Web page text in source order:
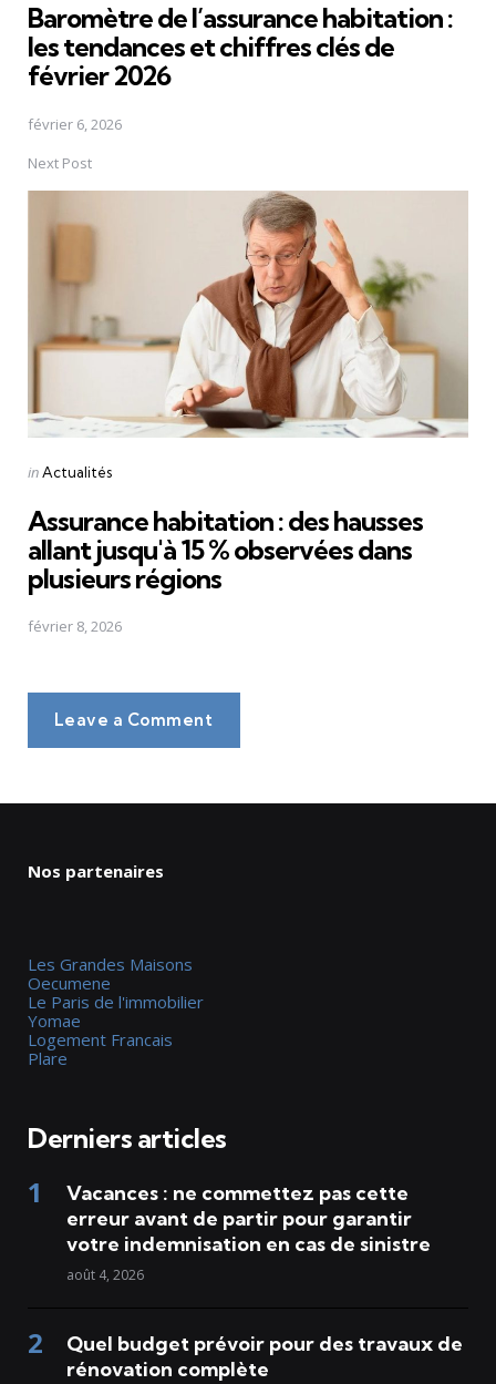
Baromètre de l’assurance habitation :
les tendances et chiffres clés de
février 2026
février 6, 2026
Next Post
Posted
inActualités
Assurance habitation : des hausses
allant jusqu'à 15 % observées dans
plusieurs régions
février 8, 2026
Leave a Comment
Nos partenaires
Les Grandes Maisons
Oecumene
Le Paris de l'immobilier
Yomae
Logement Francais
Plare
Derniers articles
Vacances : ne commettez pas cette
erreur avant de partir pour garantir
votre indemnisation en cas de sinistre
août 4, 2026
Quel budget prévoir pour des travaux de
rénovation complète